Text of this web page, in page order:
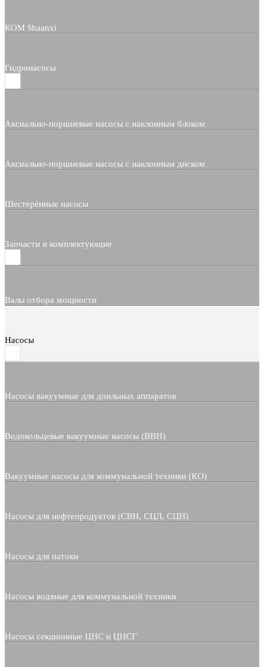
КОМ Shaanxi
Гидронасосы
Аксиально-поршневые насосы с наклонным блоком
Аксиально-поршневые насосы с наклонным диском
Шестерённые насосы
Запчасти и комплектующие
Валы отбора мощности
Насосы
Насосы вакуумные для доильных аппаратов
Водокольцевые вакуумные насосы (ВВН)
Вакуумные насосы для коммунальной техники (КО)
Насосы для нефтепродуктов (СВН, СЦЛ, СЦН)
Насосы для патоки
Насосы водяные для коммунальной техники
Насосы секционные ЦНС и ЦНСГ